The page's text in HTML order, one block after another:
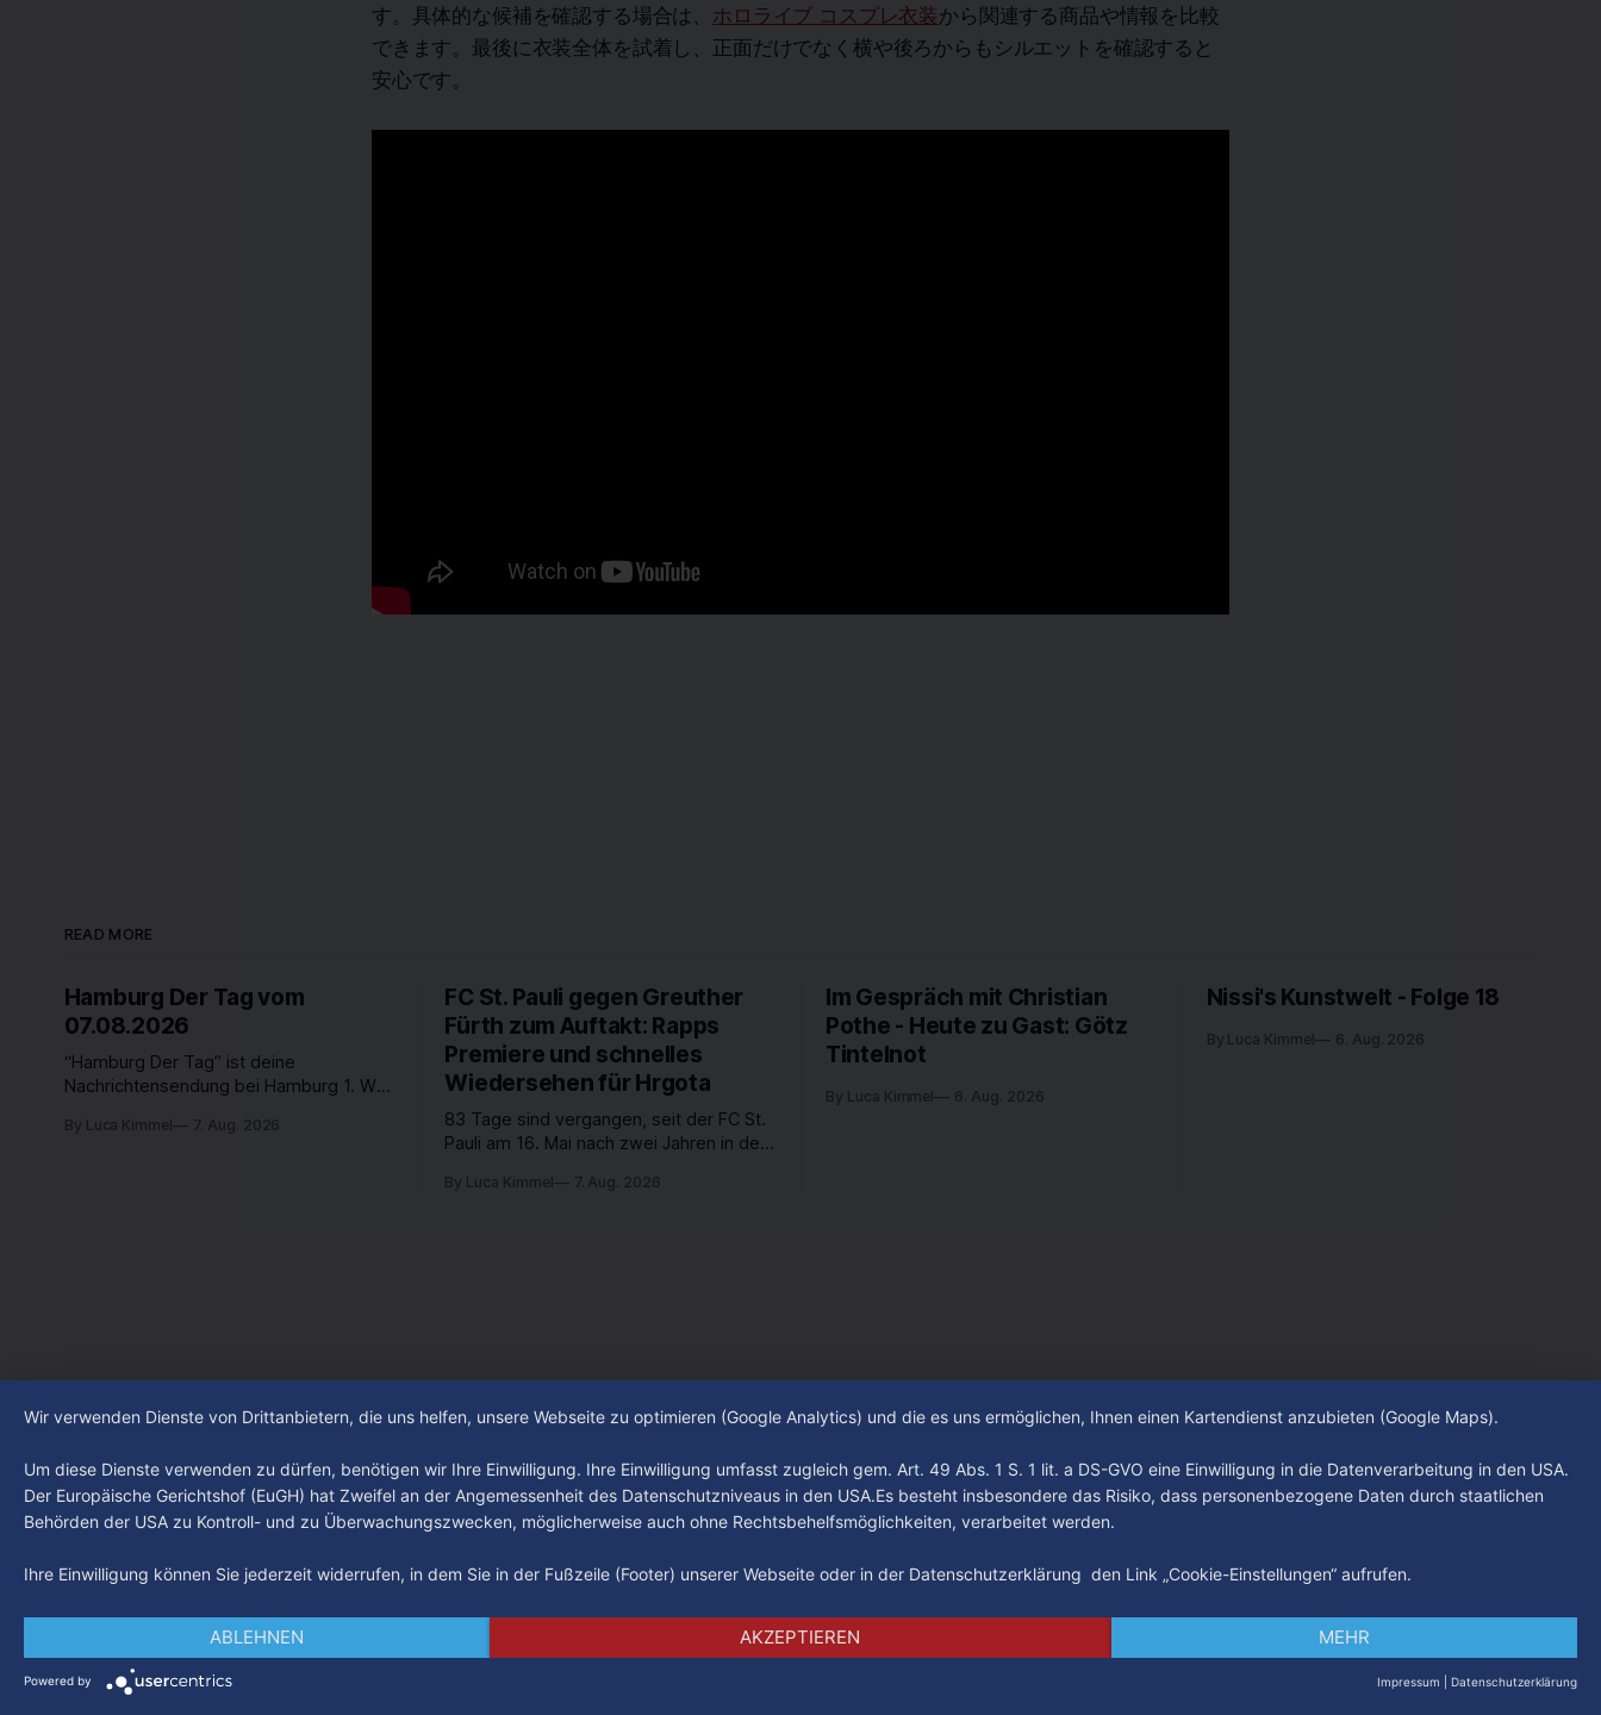
す。具体的な候補を確認する場合は、 ホロライブ コスプレ衣装から関連する商品や情報を比較
できます。最後に衣装全体を試着し、正面だけでなく横や後ろからもシルエットを確認すると
安心です。
READ MORE
Hamburg Der Tag vom
07.08.2026
“Hamburg Der Tag” ist deine
Nachrichtensendung bei Hamburg 1. Was
beschäftigt die Hamburgerinnen und
By Luca Kimmel 7. Aug. 2026
FC St. Pauli gegen Greuther
Fürth zum Auftakt: Rapps
Premiere und schnelles
Wiedersehen für Hrgota
83 Tage sind vergangen, seit der FC St.
Pauli am 16. Mai nach zwei Jahren in der
abgestiegen ist. In dieser Zeit erlebte
By Luca Kimmel 7. Aug. 2026
Im Gespräch mit Christian
Pothe - Heute zu Gast: Götz
Tintelnot
By Luca Kimmel 6. Aug. 2026
Nissi's Kunstwelt - Folge 18
By Luca Kimmel 6. Aug. 2026
ImpressumDatenschutzAGB
Wir verwenden Dienste von Drittanbietern, die uns helfen, unsere Webseite zu optimieren (Google Analytics) und die es uns ermöglichen, Ihnen einen Kartendienst anzubieten (Google Maps).
Um diese Dienste verwenden zu dürfen, benötigen wir Ihre Einwilligung. Ihre Einwilligung umfasst zugleich gem. Art. 49 Abs. 1 S. 1 lit. a DS-GVO eine Einwilligung in die Datenverarbeitung in den USA.
Der Europäische Gerichtshof (EuGH) hat Zweifel an der Angemessenheit des Datenschutzniveaus in den USA.Es besteht insbesondere das Risiko, dass personenbezogene Daten durch staatlichen
Behörden der USA zu Kontroll- und zu Überwachungszwecken, möglicherweise auch ohne Rechtsbehelfsmöglichkeiten, verarbeitet werden.
Ihre Einwilligung können Sie jederzeit widerrufen, in dem Sie in der Fußzeile (Footer) unserer Webseite oder in der Datenschutzerklärung den Link „Cookie-Einstellungen“ aufrufen.
ABLEHNEN AKZEPTIEREN MEHR
Powered by Impressum Datenschutzerklärung